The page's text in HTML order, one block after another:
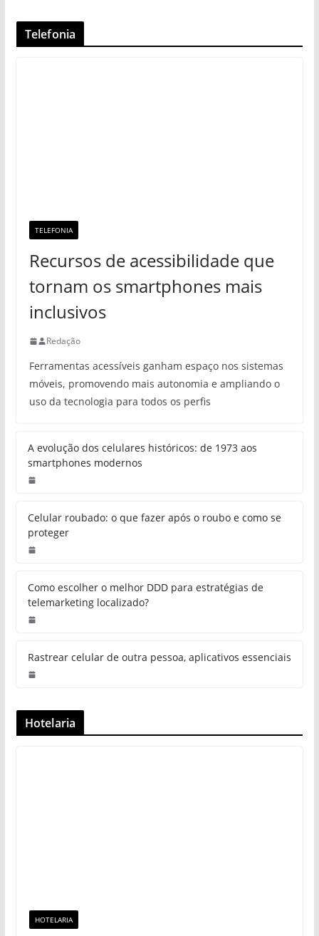
Telefonia
TELEFONIA
Recursos de acessibilidade que
tornam os smartphones mais
inclusivos
Redação
Ferramentas acessíveis ganham espaço nos sistemas
móveis, promovendo mais autonomia e ampliando o
uso da tecnologia para todos os perfis
A evolução dos celulares históricos: de 1973 aos
smartphones modernos
Celular roubado: o que fazer após o roubo e como se
proteger
Como escolher o melhor DDD para estratégias de
telemarketing localizado?
Rastrear celular de outra pessoa, aplicativos essenciais
Hotelaria
HOTELARIA